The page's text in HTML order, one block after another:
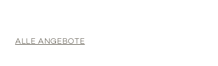
ALLE ANGEBOTE